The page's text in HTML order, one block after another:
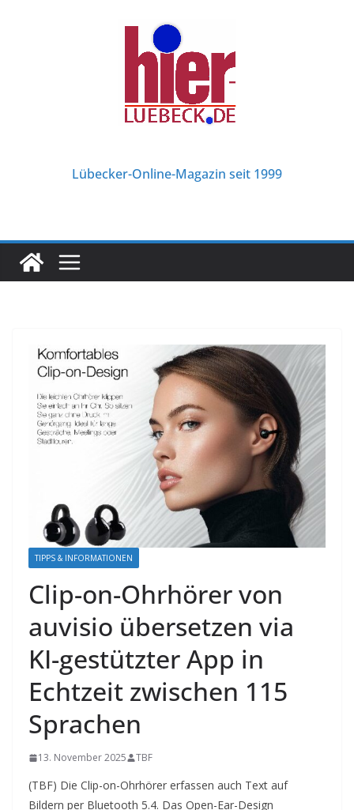
Lübecker-Online-Magazin seit 1999
TIPPS & INFORMATIONEN
Clip-on-Ohrhörer von
auvisio übersetzen via
KI-gestützter App in
Echtzeit zwischen 115
Sprachen
13. November 2025 TBF
(TBF) Die Clip-on-Ohrhörer erfassen auch Text auf
Bildern per Bluetooth 5.4. Das Open-Ear-Design